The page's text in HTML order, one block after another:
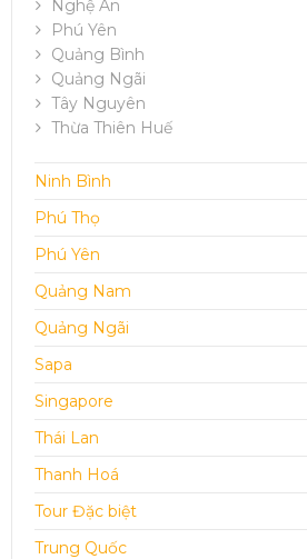
Nghệ An
Phú Yên
Quảng Bình
Quảng Ngãi
Tây Nguyên
Thừa Thiên Huế
Ninh Bình
Phú Thọ
Phú Yên
Quảng Nam
Quảng Ngãi
Sapa
Singapore
Thái Lan
Thanh Hoá
Tour Đặc biệt
Trung Quốc